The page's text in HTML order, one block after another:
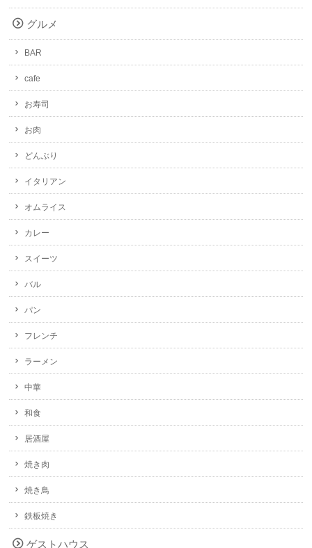
グルメ
BAR
cafe
お寿司
お肉
どんぶり
イタリアン
オムライス
カレー
スイーツ
バル
パン
フレンチ
ラーメン
中華
和食
居酒屋
焼き肉
焼き鳥
鉄板焼き
ゲストハウス